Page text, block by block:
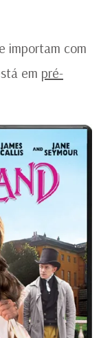
importam com
em pré-